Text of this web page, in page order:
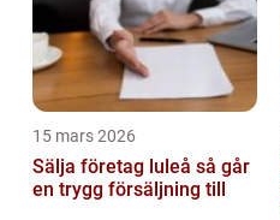
15 mars 2026
Sälja företag luleå så går
en trygg försäljning till